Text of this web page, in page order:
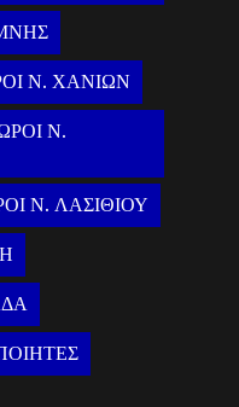
Ν. ΧΑΝΙΩΝ
Ν.
Ν. ΛΑΣΙΘΙΟΥ